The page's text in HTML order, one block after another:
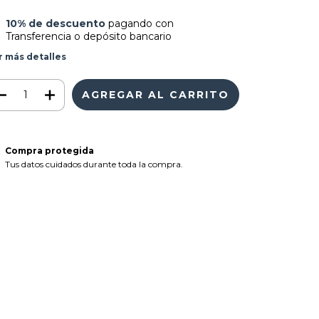
10% de descuentopagando con
Transferencia o depósito bancario
más detalles
Compra protegida
Tus datos cuidados durante toda la compra.